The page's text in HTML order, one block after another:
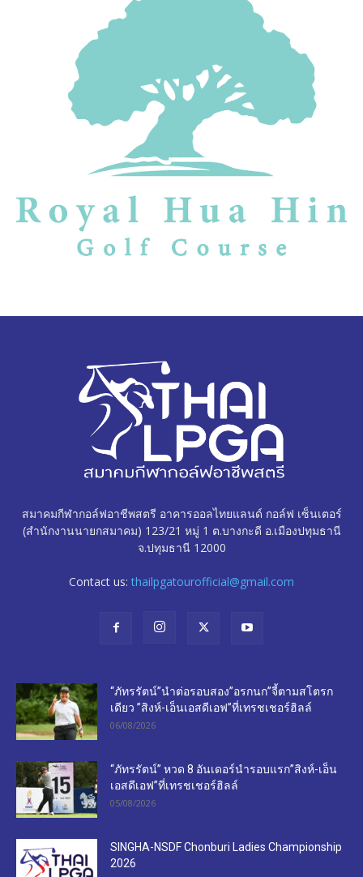
สมาคมกีฬากอล์ฟอาชีพสตรี อาคารออลไทยแลนด์ กอล์ฟ เซ็นเตอร์
(สำนักงานนายกสมาคม) 123/21 หมู่ 1 ต.บางกะดี อ.เมืองปทุมธานี
จ.ปทุมธานี 12000
Contact us: thailpgatourofficial@gmail.com
“ภัทรรัตน์”นำต่อรอบสอง”อรกนก”จี้ตามสโตรก
เดียว ”สิงห์-เอ็นเอสดีเอฟ”ที่เทรชเชอร์ฮิลล์
06/08/2026
“ภัทรรัตน์” หวด 8 อันเดอร์นำรอบแรก”สิงห์-เอ็น
เอสดีเอฟ”ที่เทรชเชอร์ฮิลล์
05/08/2026
SINGHA-NSDF Chonburi Ladies Championship
2026